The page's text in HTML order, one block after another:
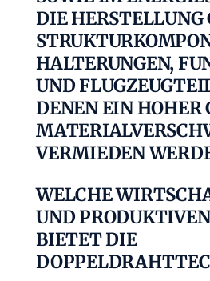
DIE HERSTELLUNG
ALTERUNGEN,
ND
ENEN EIN HOHER
ERMIEDEN
WELCHE
UND
BIETET DIE